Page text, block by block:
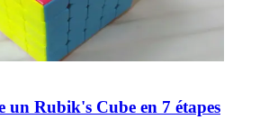
un Rubik's Cube en 7 étapes